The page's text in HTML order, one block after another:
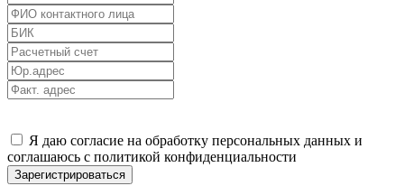
Я даю согласие на обработку персональных данных и
соглашаюсь с политикой конфиденциальности